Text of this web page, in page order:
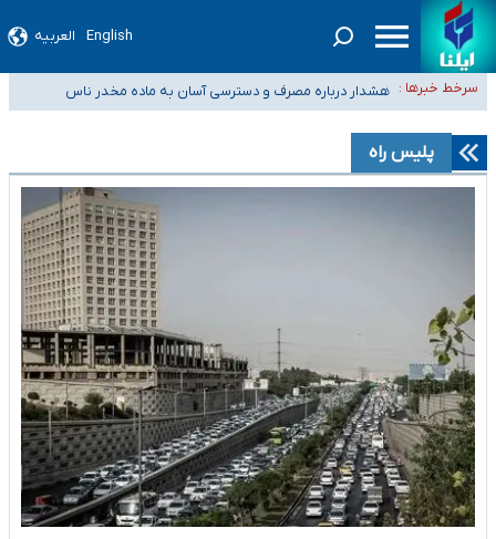
English العربیه
سرخط خبرها :
ثبت‌نام بخش عمده دانش‌آموزان مدارس ایرانی امارات در کشور/ درباره محصلان
باقی‌مانده در دبی متناسب با شرایط جدید تصمیم‌گیری می‌شود
هشدار درباره مصرف و دسترسی آسان به ماده مخدر ناس
هیچ فقره وامی پرداخت نکرده است
کسانی که خواهان ادامه جنگ هستند، برنامه خود را برای اداره کشور ارائه کنند
پلیس راه